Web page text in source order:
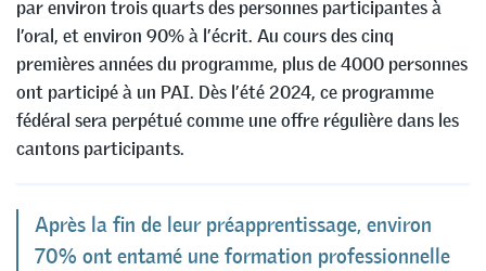
par environ trois quarts des personnes participantes à
l’oral, et environ 90% à l’écrit. Au cours des cinq
premières années du programme, plus de 4000 personnes
ont participé à un PAI. Dès l’été 2024, ce programme
fédéral sera perpétué comme une offre régulière dans les
cantons participants.
Après la fin de leur préapprentissage, environ
70% ont entamé une formation professionnelle